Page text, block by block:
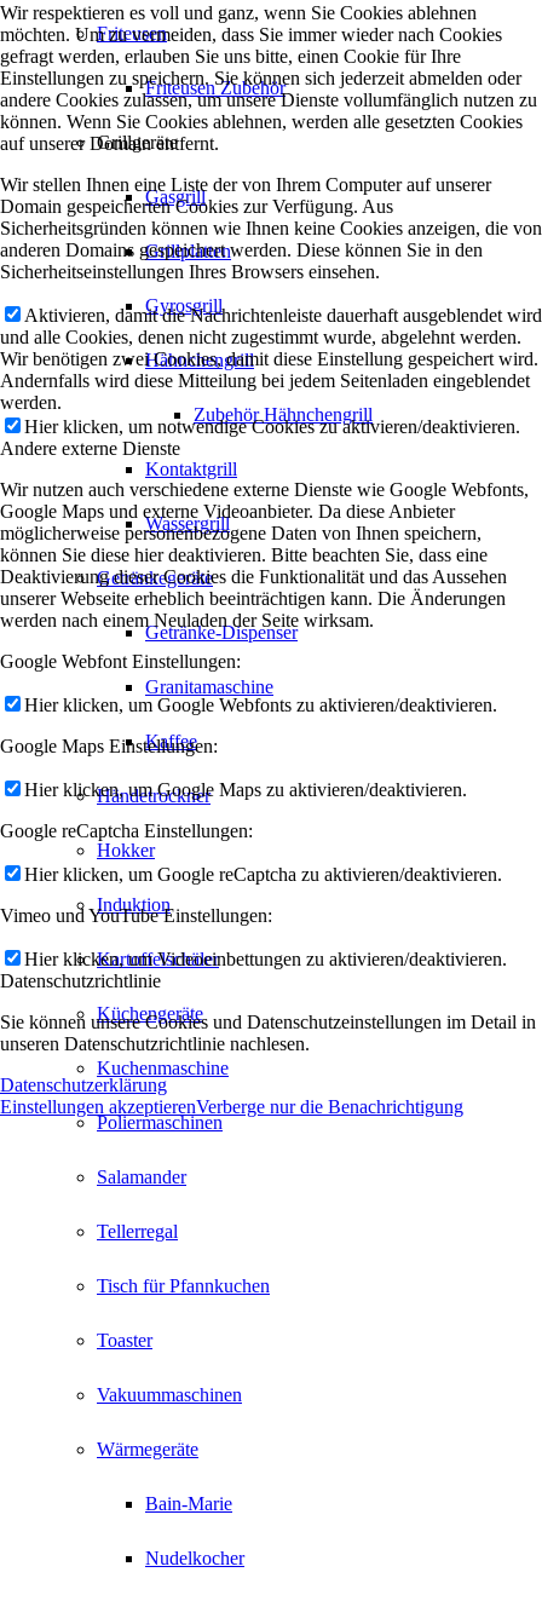
Friteusen
Friteusen Zubehör
Grillgeräte
Gasgrill
Grillplatten
Gyrosgrill
Hähnchengrill
Zubehör Hähnchengrill
Kontaktgrill
Wassergrill
Getränkegeräte
Getränke-Dispenser
Granitamaschine
Kaffee
Händetrockner
Hokker
Induktion
Kartoffelschäler
Küchengeräte
Kuchenmaschine
Poliermaschinen
Salamander
Tellerregal
Tisch für Pfannkuchen
Toaster
Vakuummaschinen
Wärmegeräte
Bain-Marie
Nudelkocher
Wir respektieren es voll und ganz, wenn Sie Cookies ablehnen
möchten. Um zu vermeiden, dass Sie immer wieder nach Cookies
gefragt werden, erlauben Sie uns bitte, einen Cookie für Ihre
Einstellungen zu speichern. Sie können sich jederzeit abmelden oder
andere Cookies zulassen, um unsere Dienste vollumfänglich nutzen zu
können. Wenn Sie Cookies ablehnen, werden alle gesetzten Cookies
auf unserer Domain entfernt.
Wir stellen Ihnen eine Liste der von Ihrem Computer auf unserer
Domain gespeicherten Cookies zur Verfügung. Aus
Sicherheitsgründen können wie Ihnen keine Cookies anzeigen, die von
anderen Domains gespeichert werden. Diese können Sie in den
Sicherheitseinstellungen Ihres Browsers einsehen.
Aktivieren, damit die Nachrichtenleiste dauerhaft ausgeblendet wird
und alle Cookies, denen nicht zugestimmt wurde, abgelehnt werden.
Wir benötigen zwei Cookies, damit diese Einstellung gespeichert wird.
Andernfalls wird diese Mitteilung bei jedem Seitenladen eingeblendet
werden.
Hier klicken, um notwendige Cookies zu aktivieren/deaktivieren.
Andere externe Dienste
Wir nutzen auch verschiedene externe Dienste wie Google Webfonts,
Google Maps und externe Videoanbieter. Da diese Anbieter
möglicherweise personenbezogene Daten von Ihnen speichern,
können Sie diese hier deaktivieren. Bitte beachten Sie, dass eine
Deaktivierung dieser Cookies die Funktionalität und das Aussehen
unserer Webseite erheblich beeinträchtigen kann. Die Änderungen
werden nach einem Neuladen der Seite wirksam.
Google Webfont Einstellungen:
Hier klicken, um Google Webfonts zu aktivieren/deaktivieren.
Google Maps Einstellungen:
Hier klicken, um Google Maps zu aktivieren/deaktivieren.
Google reCaptcha Einstellungen:
Hier klicken, um Google reCaptcha zu aktivieren/deaktivieren.
Vimeo und YouTube Einstellungen:
Hier klicken, um Videoeinbettungen zu aktivieren/deaktivieren.
Datenschutzrichtlinie
Sie können unsere Cookies und Datenschutzeinstellungen im Detail in
unseren Datenschutzrichtlinie nachlesen.
Datenschutzerklärung
Einstellungen akzeptierenVerberge nur die Benachrichtigung